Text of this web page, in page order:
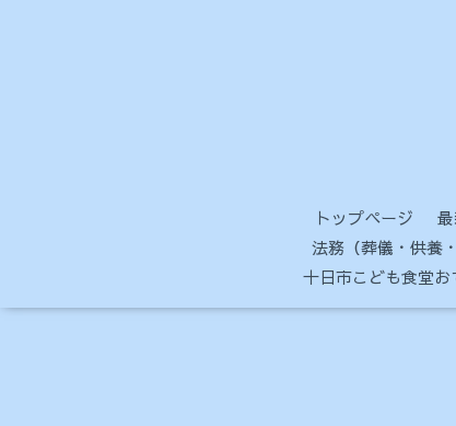
トップページ
法務（葬儀・供養
十日市こども食堂お